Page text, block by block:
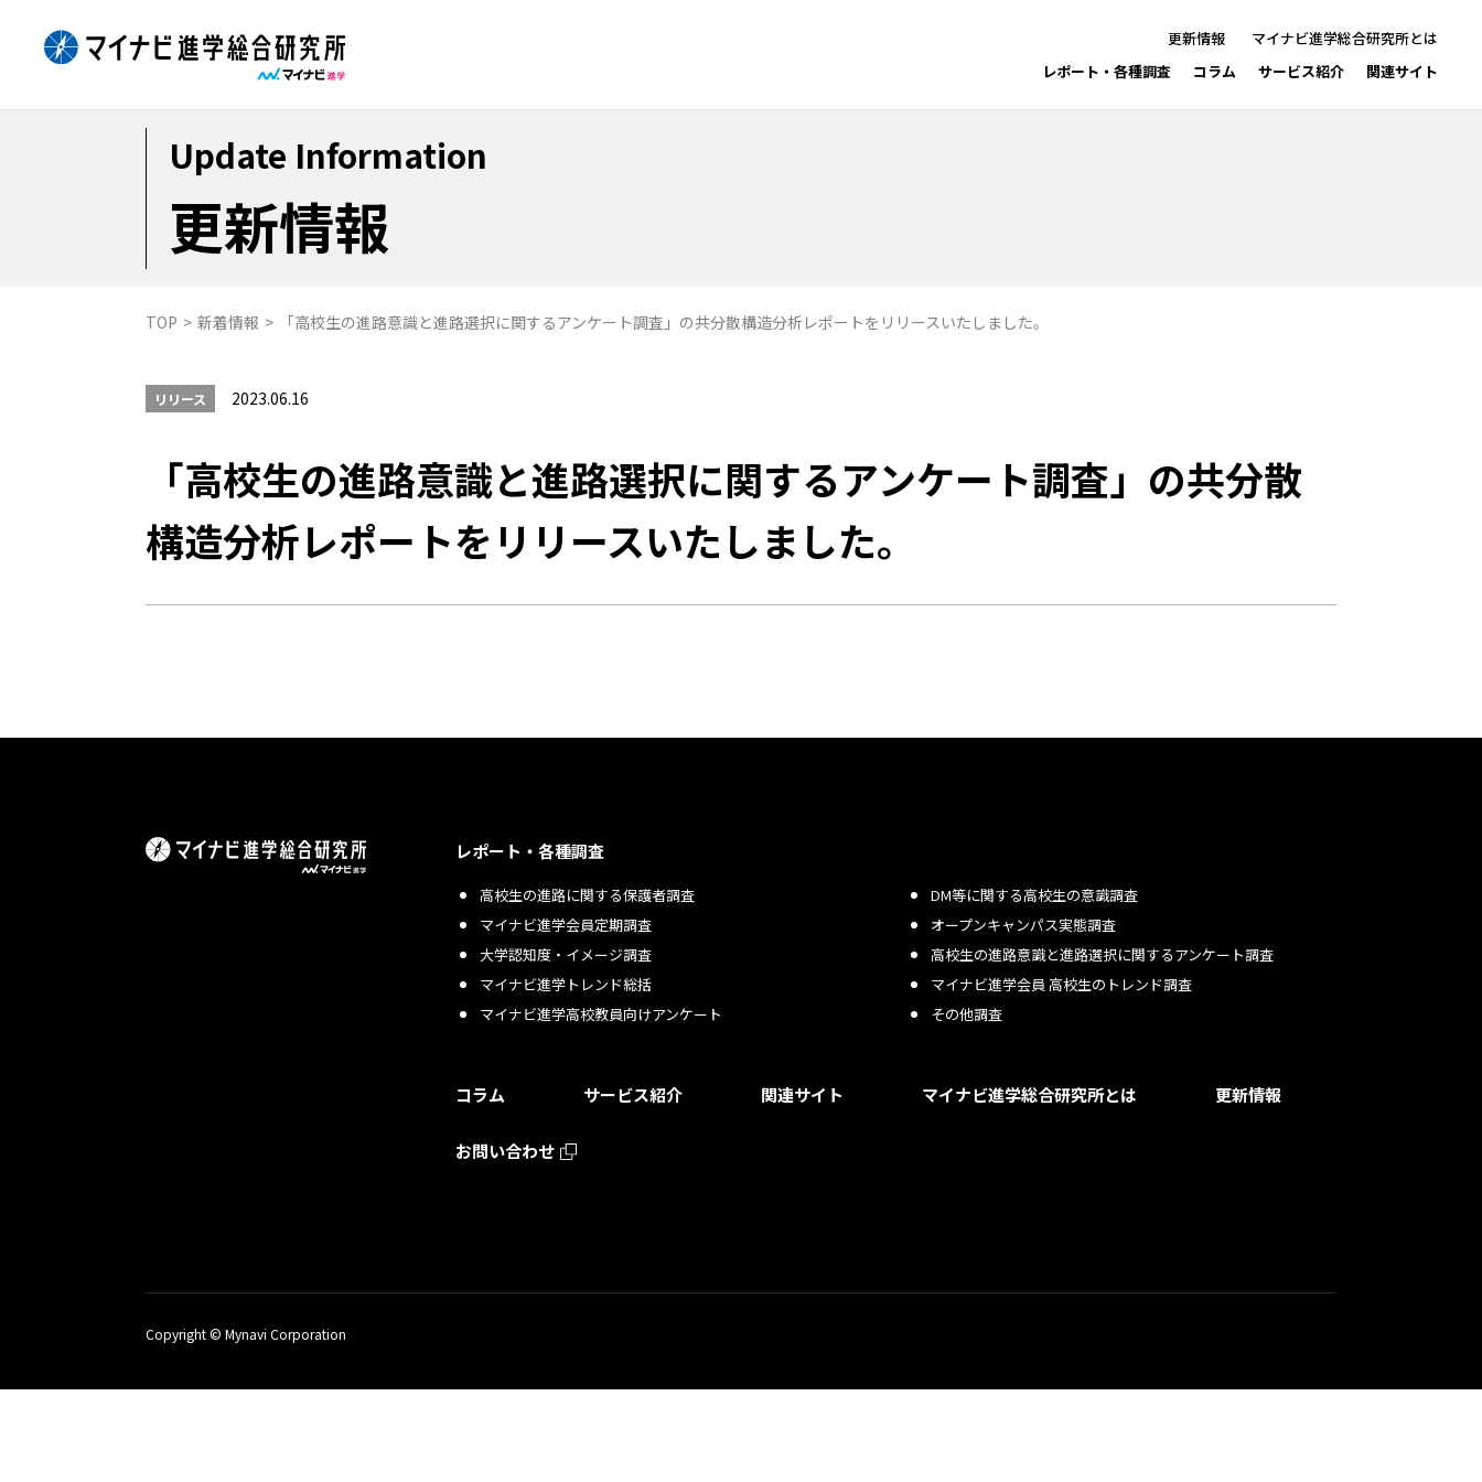
content
更新情報
マイナビ進学総合研究所とは
レポート・各種調査
コラム サービス紹介 関連サイト
Update Information
更新情報
TOP > 新着情報 > 「高校生の進路意識と進路選択に関するアンケート調査」の共分散構造分析レポートをリリースいたしました。
リリース 2023.06.16
「高校生の進路意識と進路選択に関するアンケート調査」の共分散
構造分析レポートをリリースいたしました。
レポート・各種調査
高校生の進路に関する保護者調査
DM等に関する高校生の意識調査
マイナビ進学会員定期調査
オープンキャンパス実態調査
大学認知度・イメージ調査
高校生の進路意識と進路選択に関するアンケート調査
マイナビ進学トレンド総括
マイナビ進学会員 高校生のトレンド調査
マイナビ進学高校教員向けアンケート
その他調査
コラム サービス紹介 関連サイト マイナビ進学総合研究所とは 更新情報
お問い合わせ
Copyright © Mynavi Corporation